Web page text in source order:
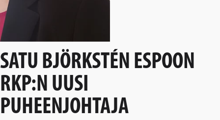
SATU BJÖRKSTÉN ESPOON
RKP:N UUSI
PUHEENJOHTAJA